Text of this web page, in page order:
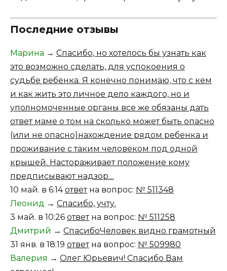
Последние отзывы
Марина → Спасибо, но хотелось бы узнать как
это возможно сделать, для успокоения о
судьбе ребенка. Я конечно понимаю, что с кем
и как жить это личное дело каждого, но и
уполномоченные органы все же обязаны дать
ответ маме о том на сколько может быть опасно
(или не опасно)нахождение рядом ребенка и
проживание с таким человеком под одной
крышей. Настораживает положение кому
предписывают надзор…
10 май. в 6:14ответна вопрос: № 511348
Леонид → Спасибо, учту.
3 май. в 10:26 ответна вопрос: № 511258
Дмитрий → СпасибоЧеловек видно грамотный
31 янв. в 18:19 ответна вопрос: № 509980
Валерия → Олег Юрьевич! Спасибо Вам